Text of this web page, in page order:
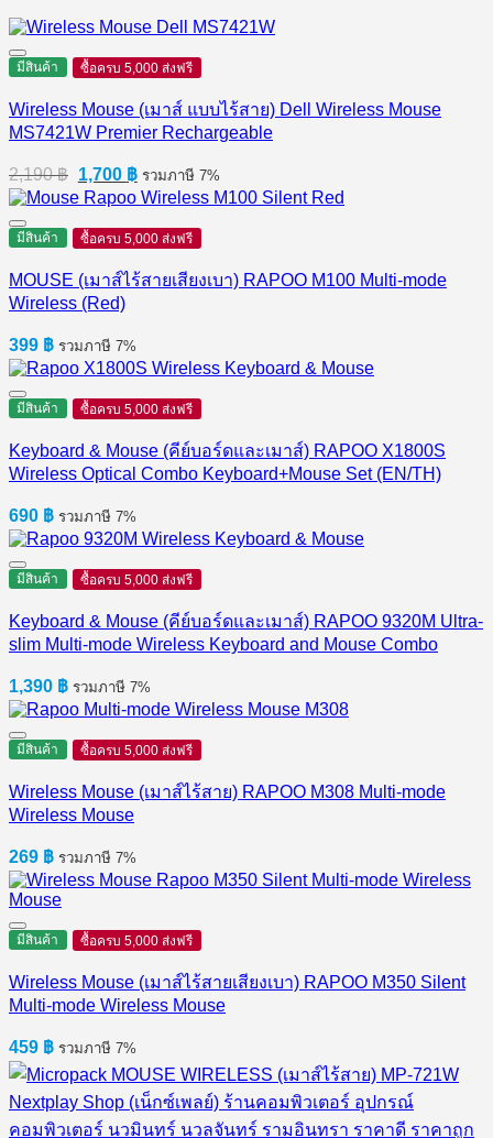
มีสินค้า ซื้อครบ 5,000 ส่งฟรี
Wireless Mouse (เมาส์ แบบไร้สาย) Dell Wireless Mouse
MS7421W Premier Rechargeable
2,190฿ Original
price
was:
2,190 ฿.
1,700 ฿Current
price
is:
1,700 ฿.
รวมภาษี 7%
มีสินค้า ซื้อครบ 5,000 ส่งฟรี
MOUSE (เมาส์ไร้สายเสียงเบา) RAPOO M100 Multi-mode
Wireless (Red)
399 ฿ รวมภาษี 7%
มีสินค้า ซื้อครบ 5,000 ส่งฟรี
Keyboard & Mouse (คีย์บอร์ดและเมาส์) RAPOO X1800S
Wireless Optical Combo Keyboard+Mouse Set (EN/TH)
690 ฿ รวมภาษี 7%
มีสินค้า ซื้อครบ 5,000 ส่งฟรี
Keyboard & Mouse (คีย์บอร์ดและเมาส์) RAPOO 9320M Ultra-
slim Multi-mode Wireless Keyboard and Mouse Combo
1,390 ฿ รวมภาษี 7%
มีสินค้า ซื้อครบ 5,000 ส่งฟรี
Wireless Mouse (เมาส์ไร้สาย) RAPOO M308 Multi-mode
Wireless Mouse
269 ฿ รวมภาษี 7%
มีสินค้า ซื้อครบ 5,000 ส่งฟรี
Wireless Mouse (เมาส์ไร้สายเสียงเบา) RAPOO M350 Silent
Multi-mode Wireless Mouse
459 ฿ รวมภาษี 7%